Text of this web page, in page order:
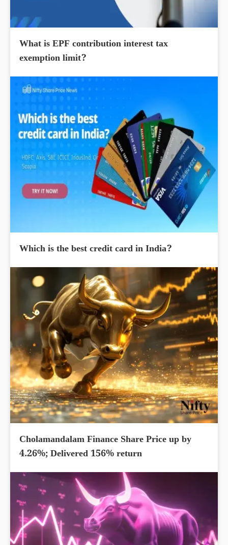
What is EPF contribution interest tax
exemption limit?
Which is the best credit card in India?
Cholamandalam Finance Share Price up by
4.26%; Delivered 156% return